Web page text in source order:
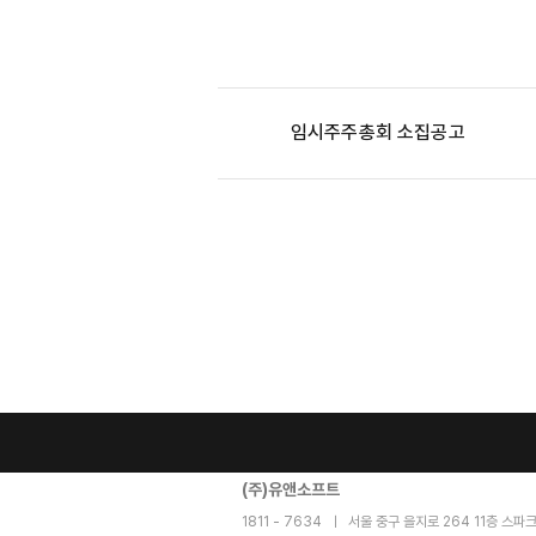
임시주주총회 소집공고
(주)유앤소프트
1811 - 7634​ ㅣ 서울 중구 을지로 264 11층 스파